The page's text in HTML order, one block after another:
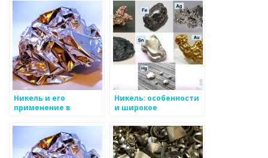
авиационном
производстве
Никель и его
применение в
Никель: особенности
и широкое
промышленности